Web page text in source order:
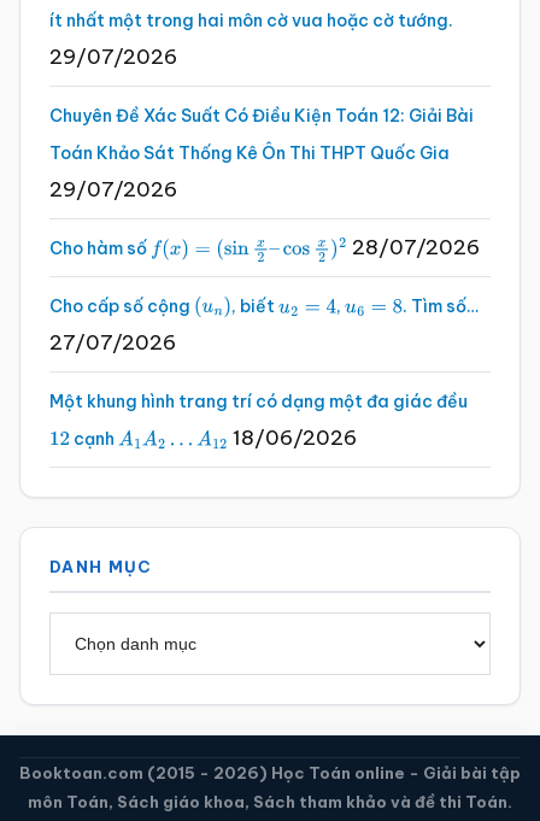
ít nhất một trong hai môn cờ vua hoặc cờ tướng.
29/07/2026
Chuyên Đề Xác Suất Có Điều Kiện Toán 12: Giải Bài
Toán Khảo Sát Thống Kê Ôn Thi THPT Quốc Gia
29/07/2026
Cho hàm số f(x)=(sinx2 –cosx2 )2 28/07/2026
Cho cấp số cộng (un), biếtu2 =4 , u6 =8 . Tìm số…
27/07/2026
Một khung hình trang trí có dạng một đa giác đều
12 cạnh A1A2…A 12 18/06/2026
DANH MỤC
Booktoan.com (2015 - 2026) Học Toán online - Giải bài tập
môn Toán, Sách giáo khoa, Sách tham khảo và đề thi Toán.